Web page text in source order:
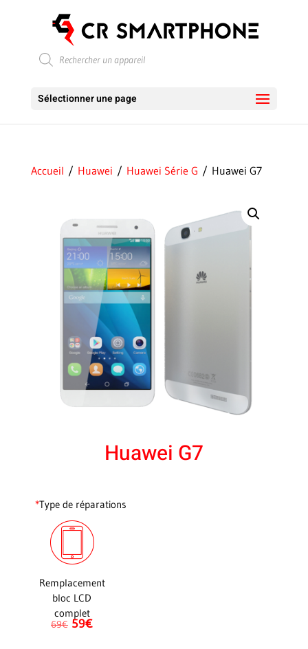
Recherche
de
Sélectionner une page
Accueil / Huawei / Huawei Série G / Huawei G7
Huawei G7
*Type de réparations
Remplacement
bloc LCD
complet
69€ 59€